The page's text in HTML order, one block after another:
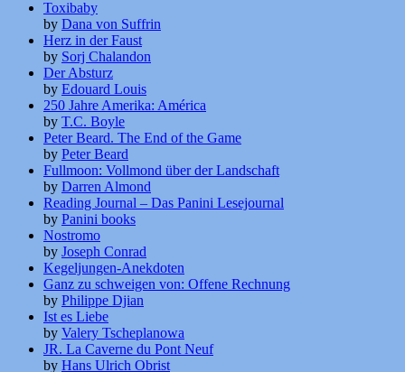
Toxibaby
by Dana von Suffrin
Herz in der Faust
by Sorj Chalandon
Der Absturz
by Edouard Louis
250 Jahre Amerika: América
by T.C. Boyle
Peter Beard. The End of the Game
by Peter Beard
Fullmoon: Vollmond über der Landschaft
by Darren Almond
Reading Journal – Das Panini Lesejournal
by Panini books
Nostromo
by Joseph Conrad
Kegeljungen-Anekdoten
Ganz zu schweigen von: Offene Rechnung
by Philippe Djian
Ist es Liebe
by Valery Tscheplanowa
JR. La Caverne du Pont Neuf
by Hans Ulrich Obrist